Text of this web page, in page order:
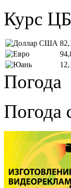
Курс
Погода
Погода